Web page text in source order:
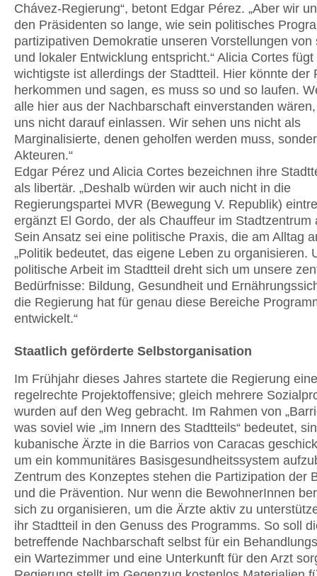
Chávez-Regierung“, betont Edgar Pérez. „Aber wir
den Präsidenten so lange, wie sein politisches
partizipativen Demokratie unseren Vorstellungen von
und lokaler Entwicklung entspricht.“ Alicia Cortes fügt
wichtigste ist allerdings der Stadtteil. Hier könnte der
herkommen und sagen, es muss so und so laufen.
alle hier aus der Nachbarschaft einverstanden
uns nicht darauf einlassen. Wir sehen uns nicht als
Marginalisierte, denen geholfen werden muss,
Akteuren.“
Edgar Pérez und Alicia Cortes bezeichnen ihre
als libertär. „Deshalb würden wir auch nicht in die
Regierungspartei MVR (Bewegung V. Republik)
ergänzt El Gordo, der als Chauffeur im Stadtzentrum
Sein Ansatz sei eine politische Praxis, die am Alltag
„Politik bedeutet, das eigene Leben zu organisieren.
politische Arbeit im Stadtteil dreht sich um unsere
Bedürfnisse: Bildung, Gesundheit und
die Regierung hat für genau diese Bereiche
entwickelt.“
Staatlich geförderte Selbstorganisation
Im Frühjahr dieses Jahres startete die Regierung eine
regelrechte Projektoffensive; gleich mehrere
wurden auf den Weg gebracht. Im Rahmen von
was soviel wie „im Innern des Stadtteils“ bedeutet,
kubanische Ärzte in die Barrios von Caracas
um ein kommunitäres Basisgesundheitssystem
Zentrum des Konzeptes stehen die Partizipation der
und die Prävention. Nur wenn die BewohnerInnen
sich zu organisieren, um die Ärzte aktiv zu
ihr Stadtteil in den Genuss des Programms. So soll
betreffende Nachbarschaft selbst für ein
ein Wartezimmer und eine Unterkunft für den Arzt